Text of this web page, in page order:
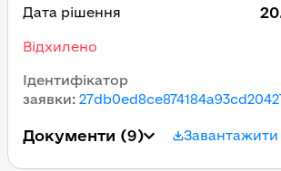
Дата рішення
Відхилено
Ідентифікатор
заявки:
Документи (9) Завантажити